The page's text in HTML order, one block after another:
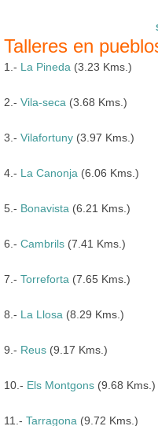
Talleres en
1.- La Pineda (3.23 Kms.)
2.- Vila-seca (3.68 Kms.)
3.- Vilafortuny (3.97 Kms.)
4.- La Canonja (6.06 Kms.)
5.- Bonavista (6.21 Kms.)
6.- Cambrils (7.41 Kms.)
7.- Torreforta (7.65 Kms.)
8.- La Llosa (8.29 Kms.)
9.- Reus (9.17 Kms.)
10.- Els Montgons (9.68 Kms.)
11.- Tarragona (9.72 Kms.)